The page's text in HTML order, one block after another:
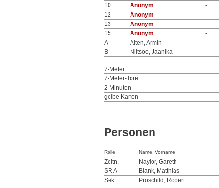
10
Anonym
-
12
Anonym
-
13
Anonym
-
15
Anonym
-
A
Alten, Armin
-
B
Niitsoo, Jaanika -
7-Meter
7-Meter-Tore
2-Minuten
gelbe Karten
Personen
Rolle Name, Vorname
Zeitn.
Naylor, Gareth
SR A
Blank, Matthias
Sek.
Pröschild, Robert